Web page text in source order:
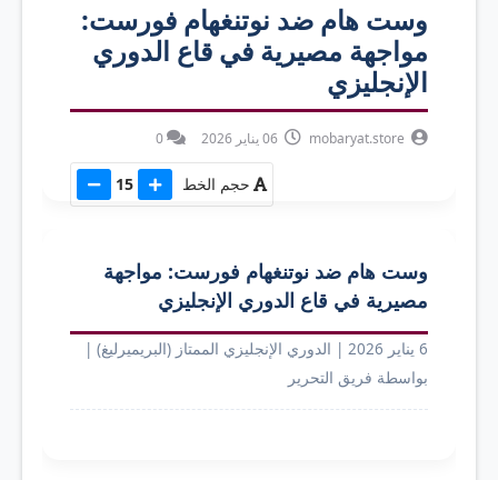
وست هام ضد نوتنغهام فورست:
مواجهة مصيرية في قاع الدوري
الإنجليزي
mobaryat.store 06 يناير 2026 0
حجم الخط 15
وست هام ضد نوتنغهام فورست: مواجهة
مصيرية في قاع الدوري الإنجليزي
6 يناير 2026 | الدوري الإنجليزي الممتاز (البريميرليغ) |
بواسطة فريق التحرير